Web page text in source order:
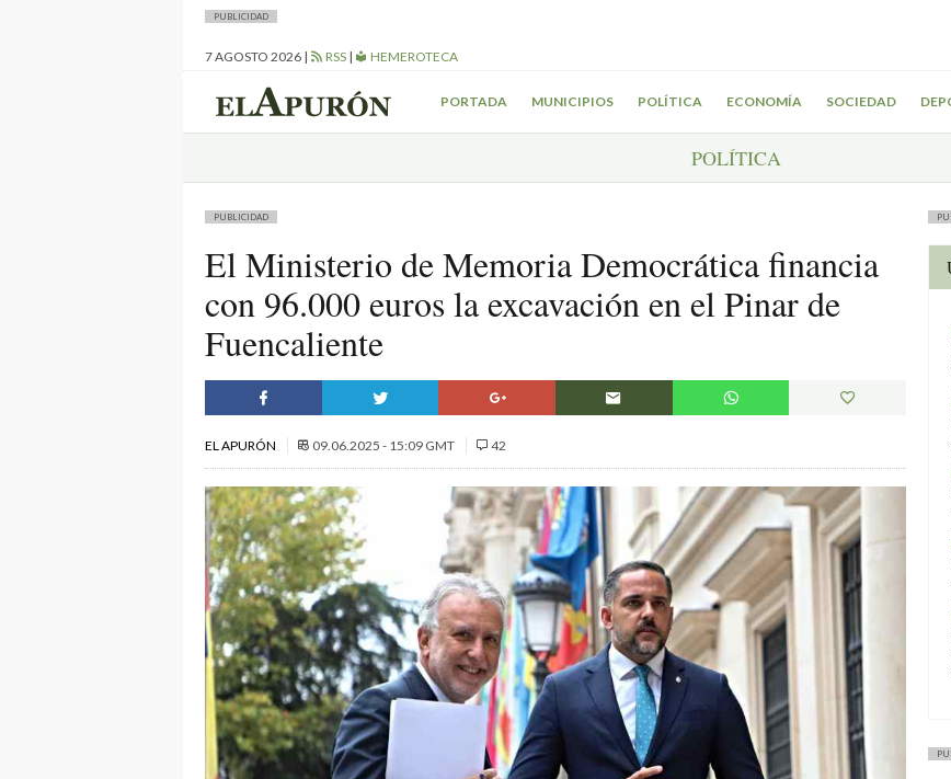
PUBLICIDAD
7 AGOSTO 2026 | RSS | HEMEROTECA
PORTADA MUNICIPIOS POLÍTICA ECONOMÍA SOCIEDAD
POLÍTICA
PUBLICIDAD
El Ministerio de Memoria Democrática financia
con 96.000 euros la excavación en el Pinar de
Fuencaliente
EL APURÓN 09.06.2025 - 15:09 GMT 42